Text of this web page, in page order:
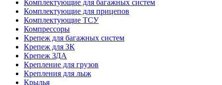
Комплектующие для багажных систем
Комплектующие для прицепов
Комплектующие ТСУ
Компрессоры
Крепеж для багажных систем
Крепеж для ЗК
Крепеж ЗДА
Крепление для грузов
Крепления для лыж
Крылья